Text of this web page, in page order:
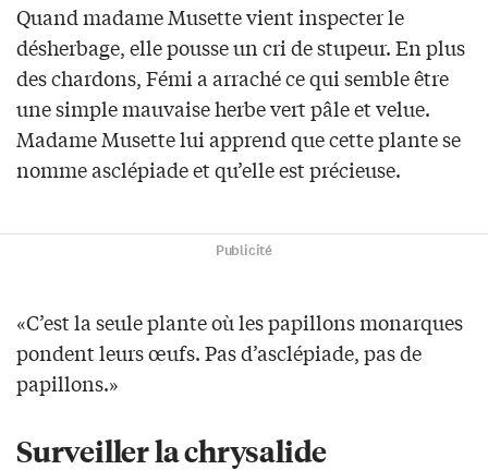
Quand madame Musette vient inspecter le
désherbage, elle pousse un cri de stupeur. En plus
des chardons, Fémi a arraché ce qui semble être
une simple mauvaise herbe vert pâle et velue.
Madame Musette lui apprend que cette plante se
nomme asclépiade et qu’elle est précieuse.
Publicité
«C’est la seule plante où les papillons monarques
pondent leurs œufs. Pas d’asclépiade, pas de
papillons.»
Surveiller la chrysalide